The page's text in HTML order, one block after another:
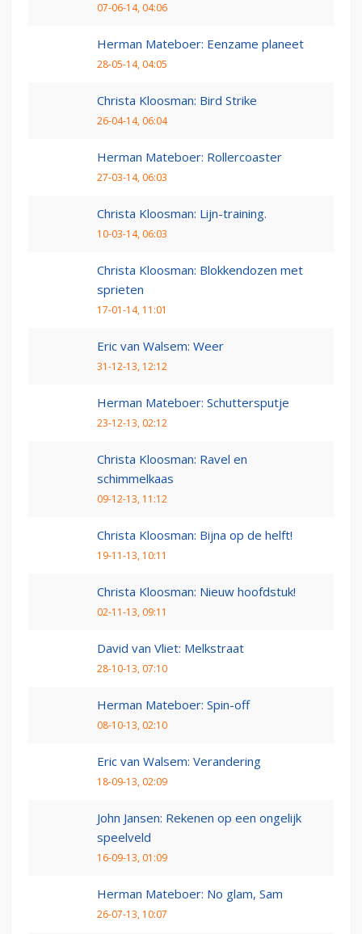
07-06-14, 04:06
Herman Mateboer: Eenzame planeet
28-05-14, 04:05
Christa Kloosman: Bird Strike
26-04-14, 06:04
Herman Mateboer: Rollercoaster
27-03-14, 06:03
Christa Kloosman: Lijn-training.
10-03-14, 06:03
Christa Kloosman: Blokkendozen met
sprieten
17-01-14, 11:01
Eric van Walsem: Weer
31-12-13, 12:12
Herman Mateboer: Schuttersputje
23-12-13, 02:12
Christa Kloosman: Ravel en
schimmelkaas
09-12-13, 11:12
Christa Kloosman: Bijna op de helft!
19-11-13, 10:11
Christa Kloosman: Nieuw hoofdstuk!
02-11-13, 09:11
David van Vliet: Melkstraat
28-10-13, 07:10
Herman Mateboer: Spin-off
08-10-13, 02:10
Eric van Walsem: Verandering
18-09-13, 02:09
John Jansen: Rekenen op een ongelijk
speelveld
16-09-13, 01:09
Herman Mateboer: No glam, Sam
26-07-13, 10:07